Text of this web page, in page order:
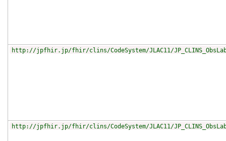
http://jpfhir.jp/fhir/clins/CodeSystem/JLAC11/
http://jpfhir.jp/fhir/clins/CodeSystem/JLAC11/